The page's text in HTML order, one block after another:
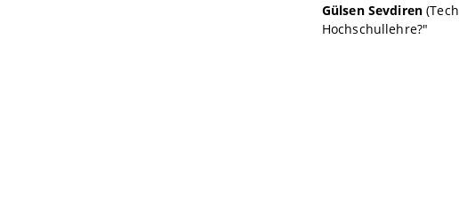
Gülsen Sevdiren
Hochschullehre?"